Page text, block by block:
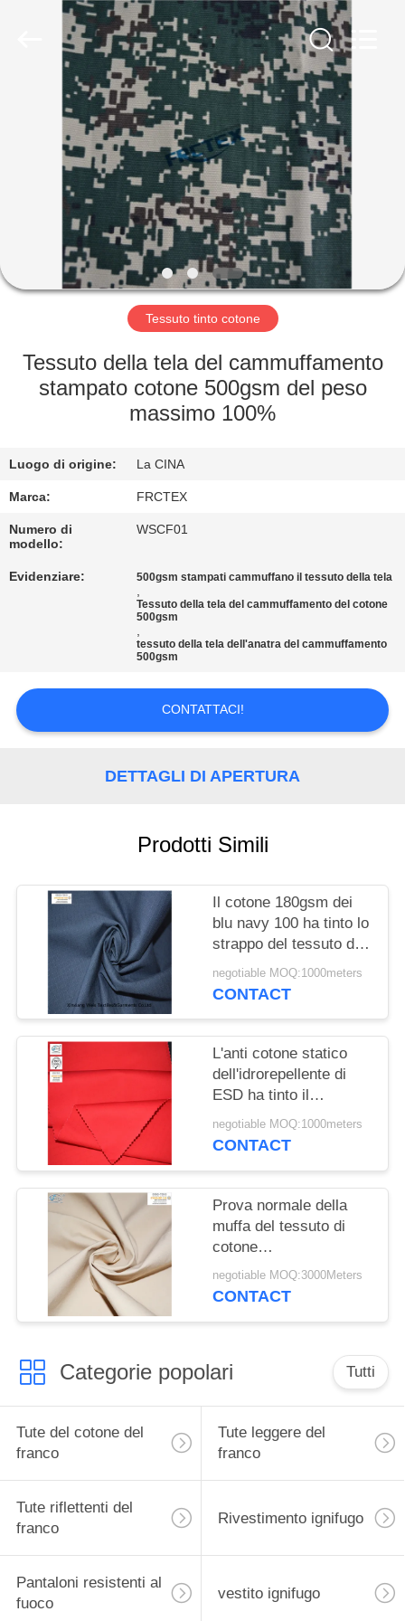
CASA
PRODOTTI
CIRCA
GIRO
FABBRICA
CONTROLLO
QUALITÀ
CONTATTICI
RICHIEDA
CITAZIONE
MAPPA
DEL
Textiles&Garments
Tessuto tinto cotone
Tessuto della tela del cammuffamento
stampato cotone 500gsm del peso
massimo 100%
Luogo di origine: La CINA
Marca: FRCTEX
Numero di
modello:
WSCF01
Evidenziare: 500gsm stampati cammuffano il tessuto della tela
,
Tessuto della tela del cammuffamento del cotone
500gsm
,
tessuto della tela dell'anatra del cammuffamento
500gsm
CONTATTACI!
DETTAGLI DI APERTURA
Prodotti Simili
Il cotone 180gsm dei
blu navy 100 ha tinto lo
strappo del tessuto di
Ripstop del cotone
resistente
negotiable MOQ:1000meters
CONTACT
L'anti cotone statico
dell'idrorepellente di
ESD ha tinto il
poliestere del tessuto
260gsm 6535
negotiable MOQ:1000meters
CONTACT
Prova normale della
muffa del tessuto di
cotone
dell'idrorepellente di TC
210gsm per la tenda
negotiable MOQ:3000Meters
CONTACT
Categorie popolari Tutti
Tute del cotone del
franco
Tute leggere del
franco
Tute riflettenti del
franco
Rivestimento ignifugo
Pantaloni resistenti al
fuoco
vestito ignifugo